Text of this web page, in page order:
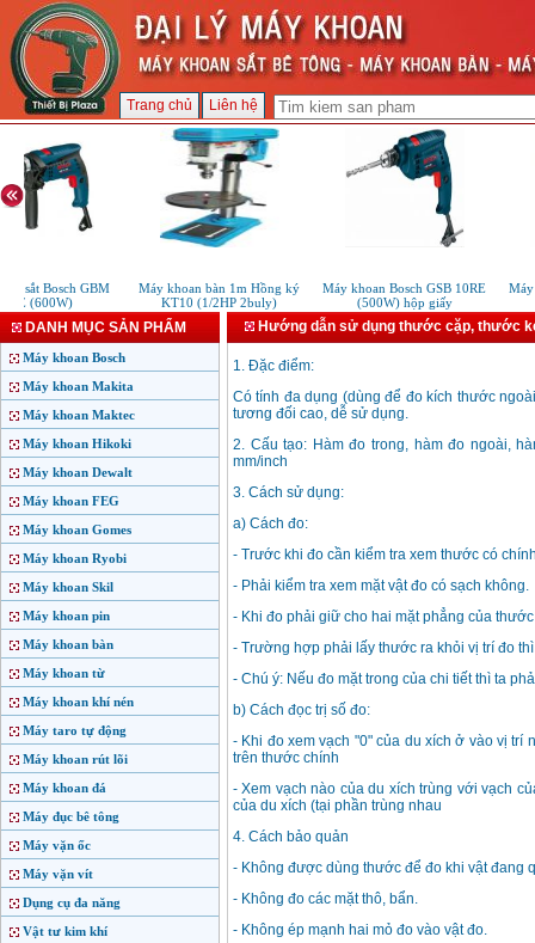
Trang chủ Liên hệ
sắt Bosch GBM
(600W)
Máy khoan bàn 1m Hồng ký
KT10 (1/2HP 2buly)
Máy khoan Bosch GSB 10RE
(500W) hộp giấy
Máy
DANH MỤC SẢN PHẨM
Máy khoan Bosch
Máy khoan Makita
Máy khoan Maktec
Máy khoan Hikoki
Máy khoan Dewalt
Máy khoan FEG
Máy khoan Gomes
Máy khoan Ryobi
Máy khoan Skil
Máy khoan pin
Máy khoan bàn
Máy khoan từ
Máy khoan khí nén
Máy taro tự động
Máy khoan rút lõi
Máy khoan đá
Máy đục bê tông
Máy vặn ốc
Máy vặn vít
Dụng cụ đa năng
Vật tư kim khí
Hướng dẫn sử dụng thước cặp, thước
1. Đặc điểm:
Có tính đa dụng (dùng để đo kích thước
tương đối cao, dễ sử dụng.
2. Cấu tạo: Hàm đo trong, hàm đo ngoài,
mm/inch
3. Cách sử dụng:
a) Cách đo:
- Trước khi đo cần kiểm tra xem thước có
- Phải kiểm tra xem mặt vật đo có sạch không.
- Khi đo phải giữ cho hai mặt phẳng của
- Trường hợp phải lấy thước ra khỏi vị trí đo
- Chú ý: Nếu đo mặt trong của chi tiết thì ta
b) Cách đọc trị số đo:
- Khi đo xem vạch "0" của du xích ở vào vị
trên thước chính
- Xem vạch nào của du xích trùng với vạch
của du xích (tại phần trùng nhau
4. Cách bảo quản
- Không được dùng thước để đo khi vật đang
- Không đo các mặt thô, bẩn.
- Không ép mạnh hai mỏ đo vào vật đo.